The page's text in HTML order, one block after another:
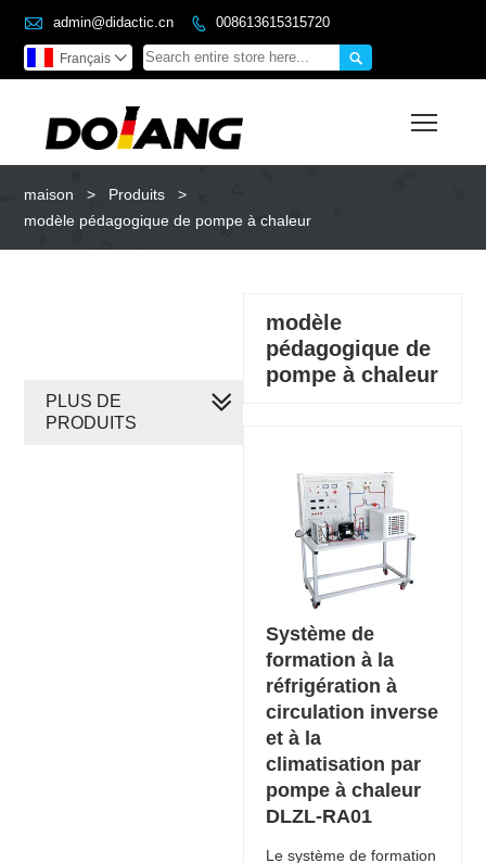
 admin@didactic.cn  008613615315720

Français 
maison > Produits
>
modèle pédagogique de pompe à chaleur
modèle
pédagogique de
pompe à chaleur
Système de
formation à la
réfrigération à
circulation inverse
et à la
climatisation par
pompe à chaleur
DLZL-RA01
Le système de formation
PLUS DE
PRODUITS